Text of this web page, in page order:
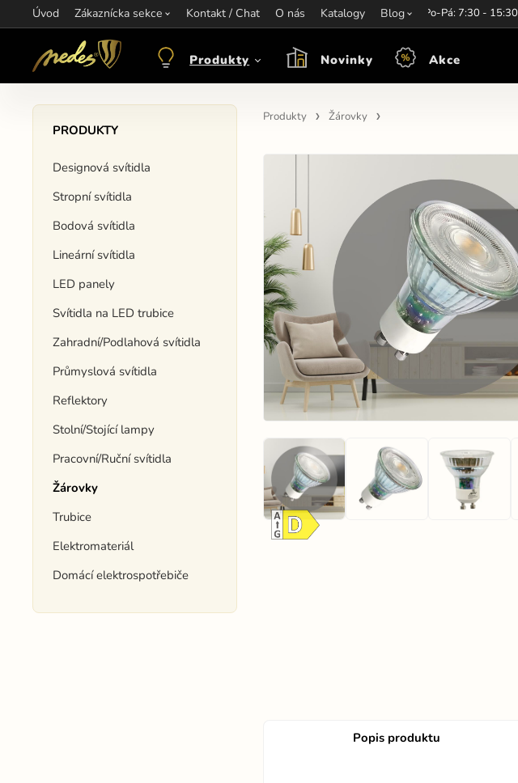
Úvod Zákaznícka sekce Kontakt / Chat O nás Katalogy Blog
Informace:objednavkacz@nedes.sk Kontakt:+421 907 263 473Otevírací hodiny: Po-Pá: 7:30 - 15:30
Produkty Novinky Akce
PRODUKTY
Designová svítidla
Stropní svítidla
Bodová svítidla
Lineární svítidla
LED panely
Svítidla na LED trubice
Zahradní/Podlahová svítidla
Průmyslová svítidla
Reflektory
Stolní/Stojící lampy
Pracovní/Ruční svítidla
Žárovky
Trubice
Elektromateriál
Domácí elektrospotřebiče
Produkty Žárovky
Popis produktu